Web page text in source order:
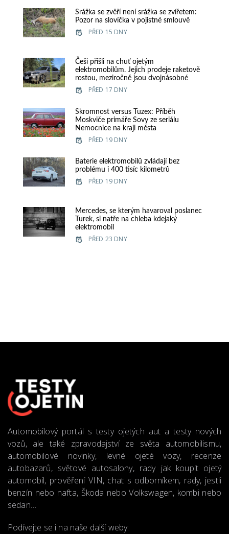
Srážka se zvěří není srážka se zvířetem:
Pozor na slovíčka v pojistné smlouvě
PŘED 15 DNY
Češi přišli na chuť ojetým
elektromobilům. Jejich prodeje raketově
rostou, meziročně jsou dvojnásobné
PŘED 17 DNY
Skromnost versus Tuzex: Příběh
Moskviče primáře Sovy ze seriálu
Nemocnice na kraji města
PŘED 19 DNY
Baterie elektromobilů zvládají bez
problému i 400 tisíc kilometrů
PŘED 19 DNY
Mercedes, se kterým havaroval poslanec
Turek, si natře na chleba kdejaký
elektromobil
PŘED 23 DNY
Automobilový portál s testy ojetých aut a testy nových
vozů, ale také zpravodajství ze světa automobilismu,
automobilové novinky, levné ojeté vozy, recenze
autobazarů, světové autosalony, rady jak koupit ojetý
automobil, prověření VIN, chat s odborníkem, rady, jestli
benzín nebo nafta, Škoda nebo Volkswagen, kombi nebo
sedan…
Podívejte se i na naše další weby: